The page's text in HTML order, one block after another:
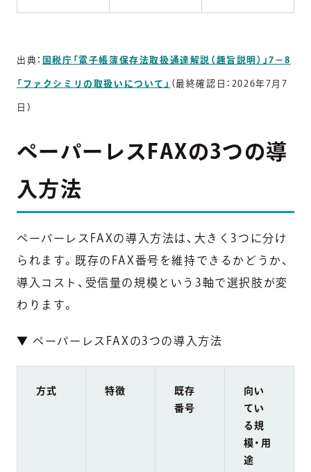
出典： 国税庁「電子帳簿保存法取扱通達解説（趣旨説明）」7－8
「ファクシミリの取扱いについて」 （最終確認日：2026年7月7
日）
ペーパーレスFAXの3つの導
入方法
ペーパーレスFAXの導入方法は、大きく3つに分け
られます。既存のFAX番号を維持できるかどうか、
導入コスト、受信量の規模という3軸で選択肢が変
わります。
▼ ペーパーレスFAXの3つの導入方法
方式 特徴
既存
番号
向い
てい
る規
模・用
途